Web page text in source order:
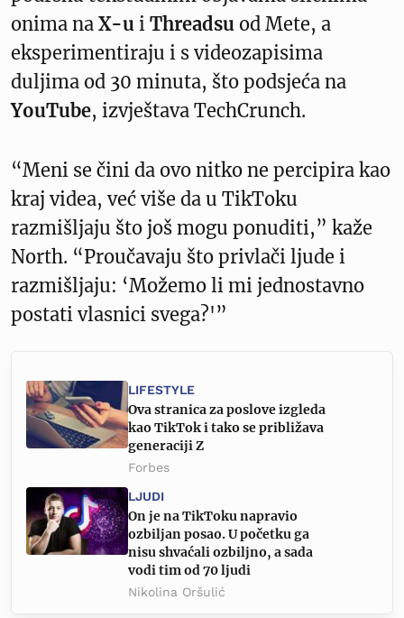
onima na X-u i Threadsu od Mete, a
eksperimentiraju i s videozapisima
duljima od 30 minuta, što podsjeća na
YouTube, izvještava TechCrunch.
“Meni se čini da ovo nitko ne percipira kao
kraj videa, već više da u TikToku
razmišljaju što još mogu ponuditi,” kaže
North. “Proučavaju što privlači ljude i
razmišljaju: ‘Možemo li mi jednostavno
postati vlasnici svega?'”
LIFESTYLE
Ova stranica za poslove izgleda
kao TikTok i tako se približava
generaciji Z
Forbes
LJUDI
On je na TikToku napravio
ozbiljan posao. U početku ga
nisu shvaćali ozbiljno, a sada
vodi tim od 70 ljudi
Nikolina Oršulić